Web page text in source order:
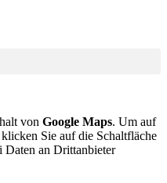
von Google Maps. Um auf
Sie auf die Schaltfläche
Daten an Drittanbieter